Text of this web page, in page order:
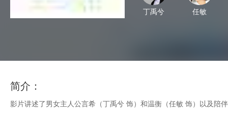
丁禹兮 任敏
简介：
影片讲述了男女主人公言希（丁禹兮 饰）和温衡（任敏 饰）以及陪伴